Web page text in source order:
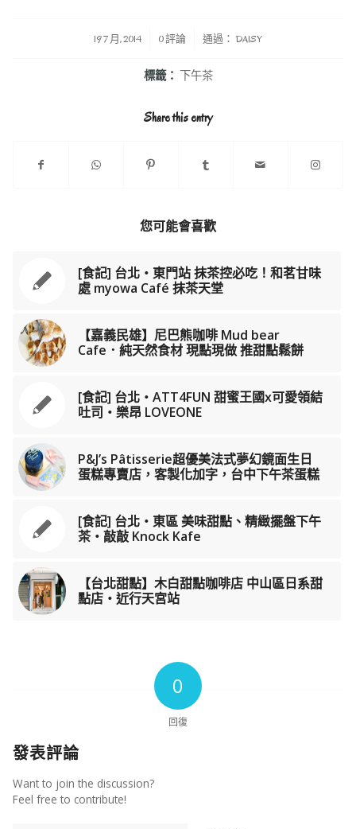
19 7 月, 2014
/ 0 評論 通過： DAISY
標籤： 下午茶
Share this entry
您可能會喜歡
[食記] 台北‧東門站 抹茶控必吃！和茗甘味
處 myowa Café 抹茶天堂
【嘉義民雄】尼巴熊咖啡 Mud bear
Cafe．純天然食材 現點現做 推甜點鬆餅
[食記] 台北‧ATT4FUN 甜蜜王國x可愛領結
吐司‧樂昂 LOVEONE
P&J’s Pâtisserie超優美法式夢幻鏡面生日
蛋糕專賣店，客製化加字，台中下午茶蛋糕
[食記] 台北‧東區 美味甜點、精緻擺盤下午
茶‧敲敲 Knock Kafe
【台北甜點】木白甜點咖啡店 中山區日系甜
點店・近行天宮站
0
回復
發表評論
Want to join the discussion?
Feel free to contribute!